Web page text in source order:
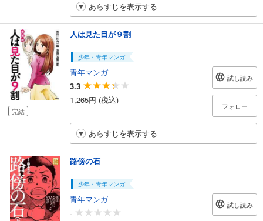
あらすじを表示する
完結
人は見た目が９割
少年・青年マンガ
青年マンガ
3.3
1,265円 (税込)
試し読み
フォロー
あらすじを表示する
路傍の石
少年・青年マンガ
青年マンガ
-
試し読み